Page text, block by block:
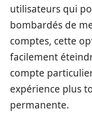
utilisateurs qui
bombardés de
comptes, cette
facilement
compte
expérience plus
permanente.